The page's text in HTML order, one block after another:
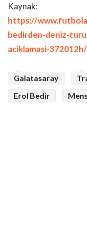
Kaynak:
https://
bedirden-deniz-
aciklamasi-372012h/
Galatasaray
Erol Bedir